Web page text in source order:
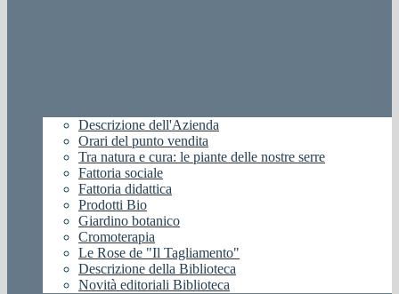
Descrizione dell'Azienda
Orari del punto vendita
Tra natura e cura: le piante delle nostre serre
Fattoria sociale
Fattoria didattica
Prodotti Bio
Giardino botanico
Cromoterapia
Le Rose de "Il Tagliamento"
Descrizione della Biblioteca
Novità editoriali Biblioteca